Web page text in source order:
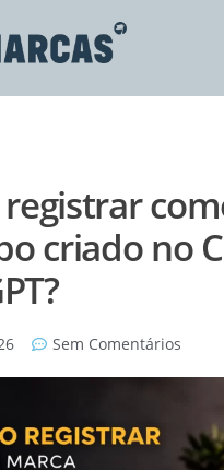
registrar
criado no
Sem Comentários